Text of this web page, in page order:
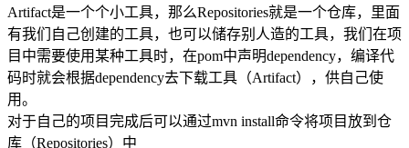
Artifact是一个个小工具，那么Repositories就是一个仓库，里面
有我们自己创建的工具，也可以储存别人造的工具，我们在项
目中需要使用某种工具时，在pom中声明dependency，编译代
码时就会根据dependency去下载工具（Artifact），供自己使
用。
对于自己的项目完成后可以通过mvn install命令将项目放到仓
库（Repositories）中